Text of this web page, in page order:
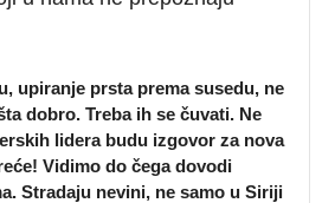
upiranje prsta prema susedu, ne
dobro. Treba ih se čuvati. Ne
lidera budu izgovor za nova
Vidimo do čega dovodi
Stradaju nevini, ne samo u Siriji